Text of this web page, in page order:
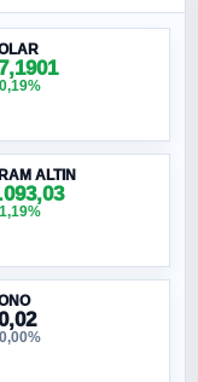
mı, Yeni
mı?
0,19%
ALTIN
1,19%
0,00%